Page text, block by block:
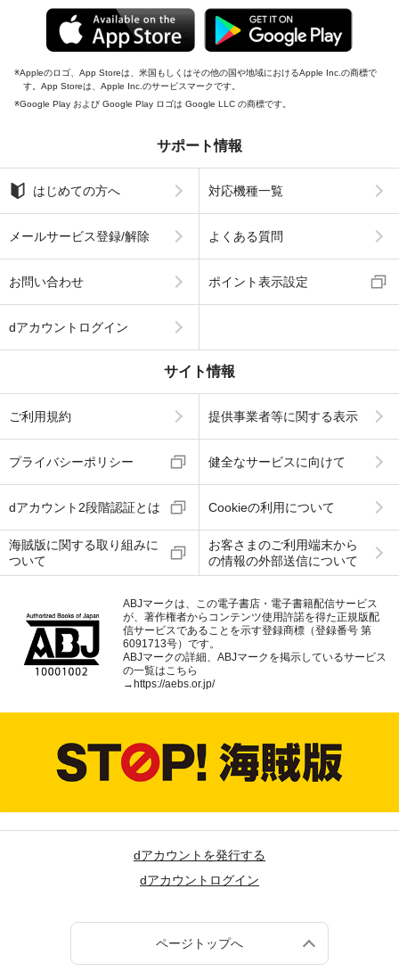
Appleのロゴ、App Storeは、米国もしくはその他の国や地域におけるApple Inc.の商標で
す。App Storeは、Apple Inc.のサービスマークです。
Google Play および Google Play ロゴは Google LLC の商標です。
サポート情報
はじめての方へ 対応機種一覧
メールサービス登録/解除 よくある質問
お問い合わせ ポイント表示設定
dアカウントログイン
サイト情報
ご利用規約 提供事業者等に関する表示
プライバシーポリシー 健全なサービスに向けて
dアカウント2段階認証とは Cookieの利用について
海賊版に関する取り組みに
ついて
お客さまのご利用端末から
の情報の外部送信について
ABJマークは、この電子書店・電子書籍配信サービス
が、著作権者からコンテンツ使用許諾を得た正規版配
信サービスであることを示す登録商標（登録番号 第
6091713号）です。
ABJマークの詳細、ABJマークを掲示しているサービス
の一覧はこちら
→ https://aebs.or.jp/
dアカウントを発行する
dアカウントログイン
ページトップへ